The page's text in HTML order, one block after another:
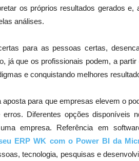
os próprios resultados gerados
análises.
para as pessoas certas,
já que os profissionais podem, a
e conquistando melhores
para que empresas elevem o
Diferentes opções disponíveis
empresa. Referência em
ERP WK com o Power BI da
tecnologia, pesquisas e